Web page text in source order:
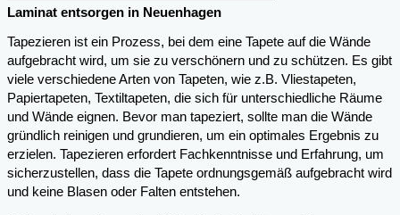
Laminat entsorgen in Neuenhagen
Tapezieren ist ein Prozess, bei dem eine Tapete auf die Wände
aufgebracht wird, um sie zu verschönern und zu schützen. Es gibt
viele verschiedene Arten von Tapeten, wie z.B. Vliestapeten,
Papiertapeten, Textiltapeten, die sich für unterschiedliche Räume
und Wände eignen. Bevor man tapeziert, sollte man die Wände
gründlich reinigen und grundieren, um ein optimales Ergebnis zu
erzielen. Tapezieren erfordert Fachkenntnisse und Erfahrung, um
sicherzustellen, dass die Tapete ordnungsgemäß aufgebracht wird
und keine Blasen oder Falten entstehen.